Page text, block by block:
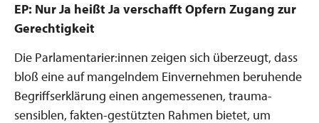
EP: Nur Ja heißt Ja verschafft Opfern Zugang zur
Gerechtigkeit
Die Parlamentarier:innen zeigen sich überzeugt, dass
bloß eine auf mangelndem Einvernehmen beruhende
Begriffserklärung einen angemessenen, trauma-
sensiblen, fakten-gestützten Rahmen bietet, um